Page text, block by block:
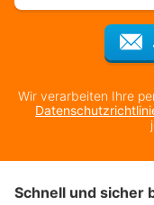
Wir verarbeiten Ihre
Schnell und sicher